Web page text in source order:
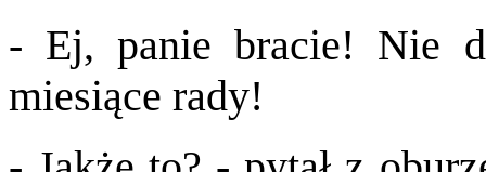
- Ej, panie bracie! Nie
miesiące rady!